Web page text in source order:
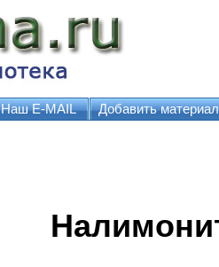
Наш E-MAIL Добавить материал